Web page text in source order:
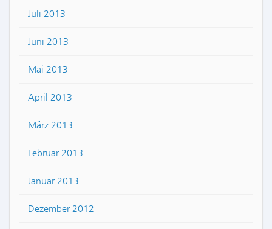
Juli 2013
Juni 2013
Mai 2013
April 2013
März 2013
Februar 2013
Januar 2013
Dezember 2012